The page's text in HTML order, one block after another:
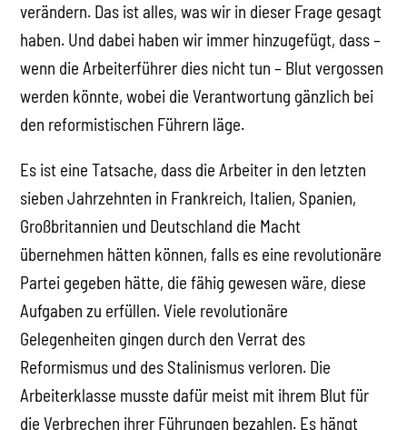
verändern. Das ist alles, was wir in dieser Frage gesagt
haben. Und dabei haben wir immer hinzugefügt, dass –
wenn die Arbeiterführer dies nicht tun – Blut vergossen
werden könnte, wobei die Verantwortung gänzlich bei
den reformistischen Führern läge.
Es ist eine Tatsache, dass die Arbeiter in den letzten
sieben Jahrzehnten in Frankreich, Italien, Spanien,
Großbritannien und Deutschland die Macht
übernehmen hätten können, falls es eine revolutionäre
Partei gegeben hätte, die fähig gewesen wäre, diese
Aufgaben zu erfüllen. Viele revolutionäre
Gelegenheiten gingen durch den Verrat des
Reformismus und des Stalinismus verloren. Die
Arbeiterklasse musste dafür meist mit ihrem Blut für
die Verbrechen ihrer Führungen bezahlen. Es hängt